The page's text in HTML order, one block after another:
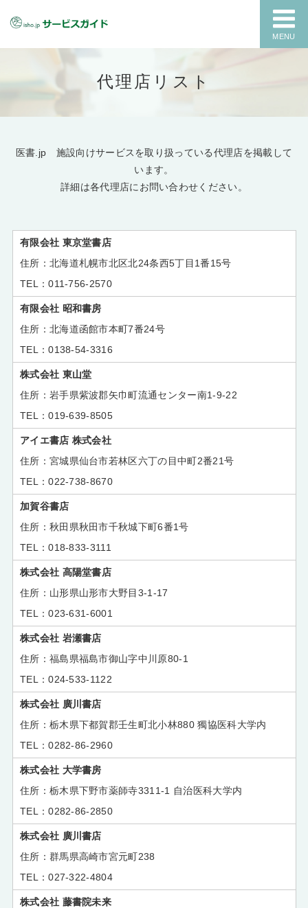
MENU
代理店リスト
医書.jp 施設向けサービスを取り扱っている代理店を掲載して
います。
詳細は各代理店にお問い合わせください。
有限会社 東京堂書店
北海道札幌市北区北24条西5丁目1番15号
011-756-2570
有限会社 昭和書房
北海道函館市本町7番24号
0138-54-3316
株式会社 東山堂
岩手県紫波郡矢巾町流通センター南1-9-22
019-639-8505
アイエ書店 株式会社
宮城県仙台市若林区六丁の目中町2番21号
022-738-8670
加賀谷書店
秋田県秋田市千秋城下町6番1号
018-833-3111
株式会社 高陽堂書店
山形県山形市大野目3-1-17
023-631-6001
株式会社 岩瀬書店
福島県福島市御山字中川原80-1
024-533-1122
株式会社 廣川書店
栃木県下都賀郡壬生町北小林880 獨協医科大学内
0282-86-2960
株式会社 大学書房
栃木県下野市薬師寺3311-1 自治医科大学内
0282-86-2850
株式会社 廣川書店
群馬県高崎市宮元町238
027-322-4804
株式会社 藤書院未来